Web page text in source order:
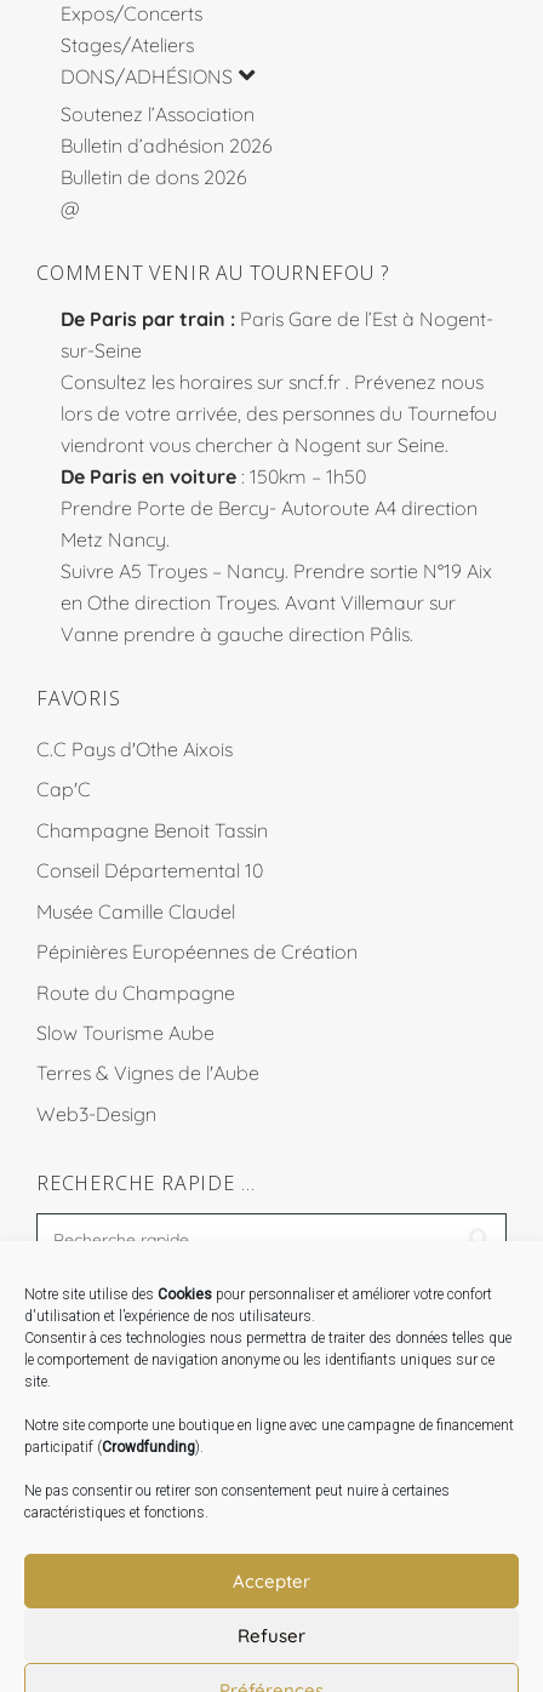
Notre site utilise des Cookies pour personnaliser et améliorer votre confort
d'utilisation et l’expérience de nos utilisateurs.
Consentir à ces technologies nous permettra de traiter des données telles que
le comportement de navigation anonyme ou les identifiants uniques sur ce
site.
Notre site comporte une boutique en ligne avec une campagne de financement
participatif (Crowdfunding).
Ne pas consentir ou retirer son consentement peut nuire à certaines
caractéristiques et fonctions.
Accepter
Refuser
Expos/Concerts
Stages/Ateliers
DONS/ADHÉSIONS
Soutenez l’Association
Bulletin d’adhésion 2026
Bulletin de dons 2026
@
COMMENT VENIR AU TOURNEFOU ?
De Paris par train : Paris Gare de l’Est à Nogent-
sur-Seine
Consultez les horaires sur sncf.fr . Prévenez nous
lors de votre arrivée, des personnes du Tournefou
viendront vous chercher à Nogent sur Seine.
De Paris en voiture : 150km – 1h50
Prendre Porte de Bercy- Autoroute A4 direction
Metz Nancy.
Suivre A5 Troyes – Nancy. Prendre sortie N°19 Aix
en Othe direction Troyes. Avant Villemaur sur
Vanne prendre à gauche direction Pâlis.
FAVORIS
C.C Pays d'Othe Aixois
Cap'C
Champagne Benoit Tassin
Conseil Départemental 10
Musée Camille Claudel
Pépinières Européennes de Création
Route du Champagne
Slow Tourisme Aube
Terres & Vignes de l'Aube
Web3-Design
RECHERCHE RAPIDE …
STAGES …
Expo « Mesures de lumière » du 19 Sept au 29 Nov.
Inauguration de la Grange : Le 17 Oct. 2026
Atelier Image : L’art au service de la santé mentale –
10 Oct. 2026